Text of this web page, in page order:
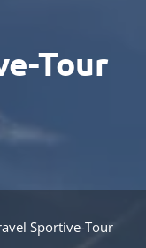
Tour
Sportive-Tour